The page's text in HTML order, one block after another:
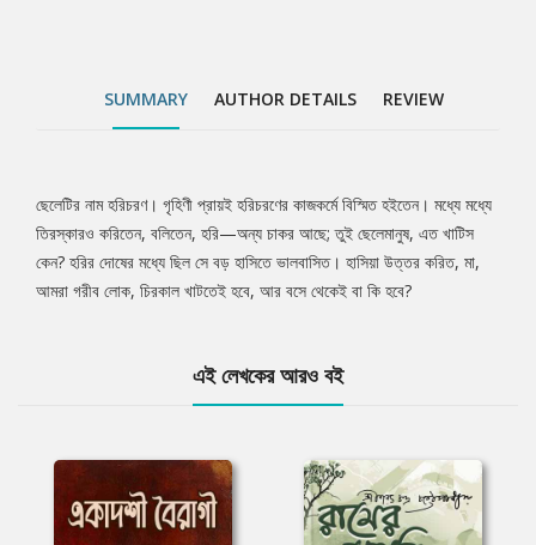
SUMMARY AUTHOR DETAILS REVIEW
Tab
Article
ছেলেটির নাম হরিচরণ। গৃহিণী প্রায়ই হরিচরণের কাজকর্মে বিস্মিত হইতেন। মধ্যে মধ্যে
তিরস্কারও করিতেন, বলিতেন, হরি—অন্য চাকর আছে; তুই ছেলেমানুষ, এত খাটিস
কেন? হরির দোষের মধ্যে ছিল সে বড় হাসিতে ভালবাসিত। হাসিয়া উত্তর করিত, মা,
আমরা গরীব লোক, চিরকাল খাটতেই হবে, আর বসে থেকেই বা কি হবে?
এই লেখকের আরও বই